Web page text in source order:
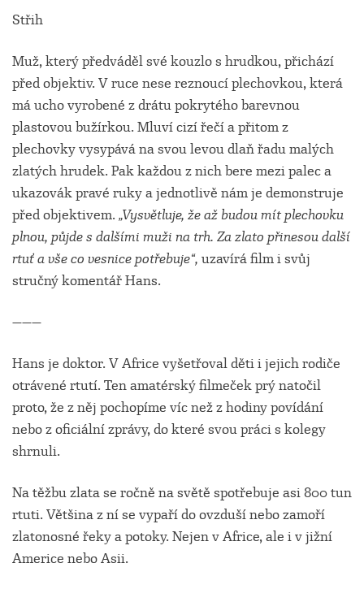
Střih
Muž, který předváděl své kouzlo s hrudkou, přichází
před objektiv. V ruce nese reznoucí plechovkou, která
má ucho vyrobené z drátu pokrytého barevnou
plastovou bužírkou. Mluví cizí řečí a přitom z
plechovky vysypává na svou levou dlaň řadu malých
zlatých hrudek. Pak každou z nich bere mezi palec a
ukazovák pravé ruky a jednotlivě nám je demonstruje
před objektivem. „Vysvětluje, že až budou mít plechovku
plnou, půjde s dalšími muži na trh. Za zlato přinesou další
rtuť a vše co vesnice potřebuje“, uzavírá film i svůj
stručný komentář Hans.
———
Hans je doktor. V Africe vyšetřoval děti i jejich rodiče
otrávené rtutí. Ten amatérský filmeček prý natočil
proto, že z něj pochopíme víc než z hodiny povídání
nebo z oficiální zprávy, do které svou práci s kolegy
shrnuli.
Na těžbu zlata se ročně na světě spotřebuje asi 800 tun
rtuti. Většina z ní se vypaří do ovzduší nebo zamoří
zlatonosné řeky a potoky. Nejen v Africe, ale i v jižní
Americe nebo Asii.